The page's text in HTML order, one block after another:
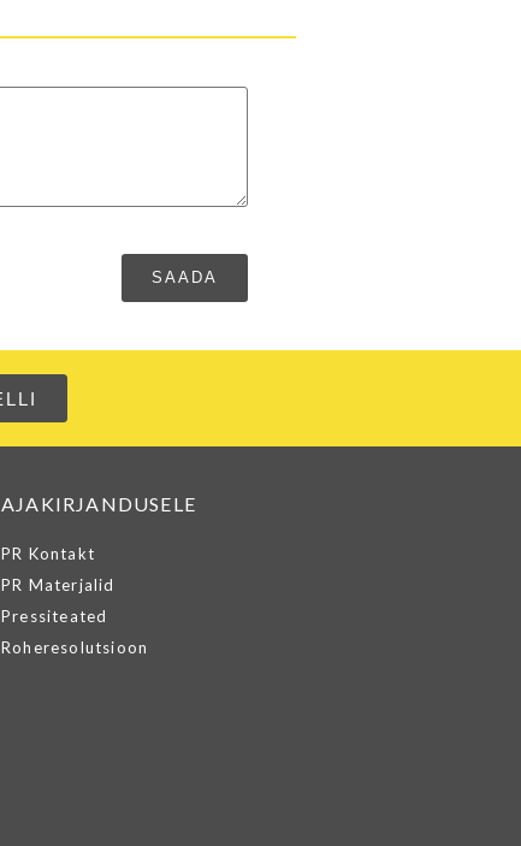
AJAKIRJANDUSELE
PR Kontakt
PR Materjalid
Pressiteated
Roheresolutsioon